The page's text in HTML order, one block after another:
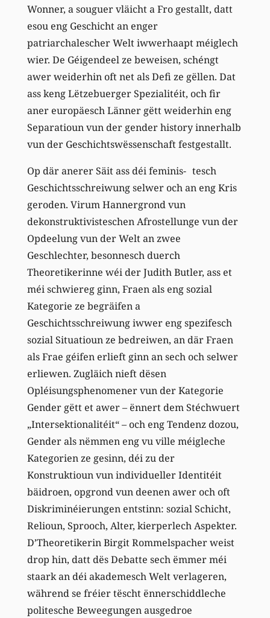
Wonner, a souguer vläicht a Fro gestallt, datt
esou eng Geschicht an enger
patriarchalescher Welt iwwerhaapt méiglech
wier. De Géigendeel ze beweisen, schéngt
awer weiderhin oft net als Defi ze gëllen. Dat
ass keng Lëtzebuerger Spezialitéit, och fir
aner europäesch Länner gëtt weiderhin eng
Separatioun vun der gender history innerhalb
vun der Geschichtswëssenschaft festgestallt.
Op där anerer Säit ass déi feminis- tesch
Geschichtsschreiwung selwer och an eng Kris
geroden. Virum Hannergrond vun
dekonstruktivisteschen Afrostellunge vun der
Opdeelung vun der Welt an zwee
Geschlechter, besonnesch duerch
Theoretikerinne wéi der Judith Butler, ass et
méi schwiereg ginn, Fraen als eng sozial
Kategorie ze begräifen a
Geschichtsschreiwung iwwer eng spezifesch
sozial Situatioun ze bedreiwen, an där Fraen
als Frae géifen erlieft ginn an sech och selwer
erliewen. Zugläich nieft dësen
Opléisungsphenomener vun der Kategorie
Gender gëtt et awer – ënnert dem Stéchwuert
„Intersektionalitéit“ – och eng Tendenz dozou,
Gender als nëmmen eng vu ville méigleche
Kategorien ze gesinn, déi zu der
Konstruktioun vun individueller Identitéit
bäidroen, opgrond vun deenen awer och oft
Diskriminéierungen entstinn: sozial Schicht,
Relioun, Sprooch, Alter, kierperlech Aspekter.
D’Theoretikerin Birgit Rommelspacher weist
drop hin, datt dës Debatte sech ëmmer méi
staark an déi akademesch Welt verlageren,
während se fréier tëscht ënnerschiddleche
politesche Beweegungen ausgedroe